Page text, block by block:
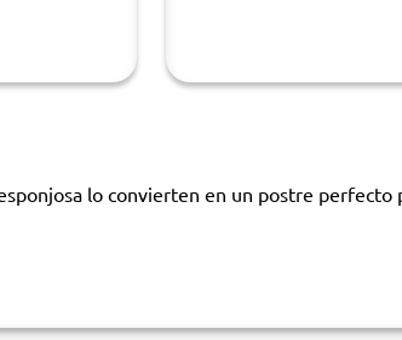
lo convierten en un postre